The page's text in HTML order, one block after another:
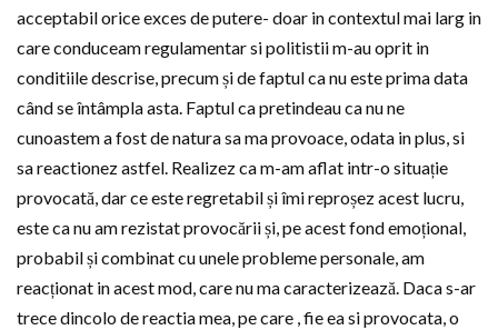
acceptabil orice exces de putere- doar in contextul mai larg in
care conduceam regulamentar si politistii m-au oprit in
conditiile descrise, precum și de faptul ca nu este prima data
când se întâmpla asta. Faptul ca pretindeau ca nu ne
cunoastem a fost de natura sa ma provoace, odata in plus, si
sa reactionez astfel. Realizez ca m-am aflat intr-o situație
provocată, dar ce este regretabil și îmi reproșez acest lucru,
este ca nu am rezistat provocării și, pe acest fond emoțional,
probabil și combinat cu unele probleme personale, am
reacționat in acest mod, care nu ma caracterizează. Daca s-ar
trece dincolo de reactia mea, pe care , fie ea si provocata, o